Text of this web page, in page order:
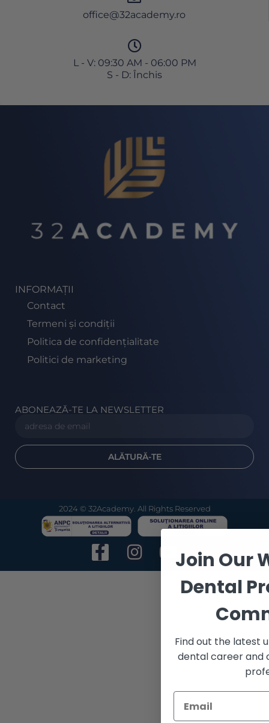
office@32academy.ro
L - V: 09:30 AM - 06:00 PM
S - D: Închis
INFORMAȚII
Contact
Termeni și condiții
Politica de confidențialitate
Politici de marketing
ABONEAZĂ-TE LA NEWSLETTER
ALĂTURĂ-TE
2024 © 32Academy. All Rights Reserved
Join Our
Dental
Find out the latest
dental career and